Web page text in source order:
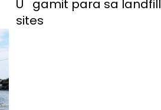
U gamit para sa landfill
sites